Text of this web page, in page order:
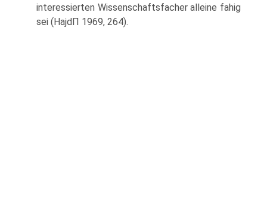
interessierten Wissenschaftsfacher alleine fahig
sei (HajdΠ 1969, 264).